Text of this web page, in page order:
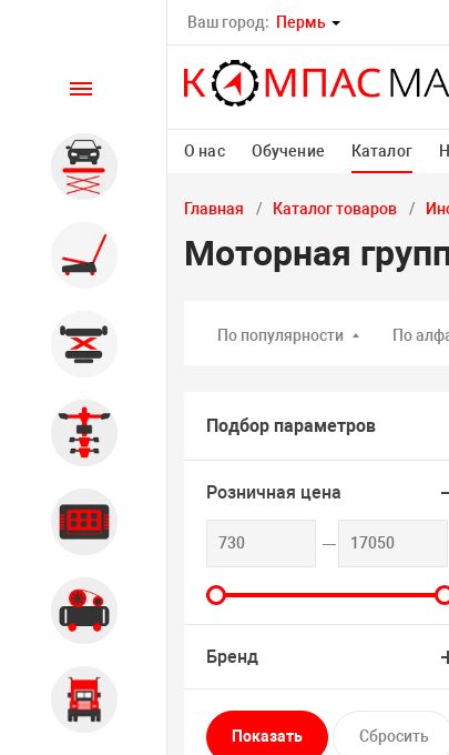
Ваш город: Пермь
О нас Обучение Каталог
Каталог
Автомобильные подъемники
Шиномонтажное
оборудование
Общегаражное
Стенды сход-развал
Диагностика
Компрессорное оборудование
Главная Каталог товаров
Моторная
По популярности По
Подбор параметров
Розничная цена
Бренд